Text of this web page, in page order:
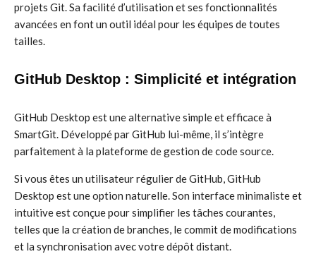
projets Git. Sa facilité d’utilisation et ses fonctionnalités
avancées en font un outil idéal pour les équipes de toutes
tailles.
GitHub Desktop : Simplicité et intégration
GitHub Desktop est une alternative simple et efficace à
SmartGit. Développé par GitHub lui-même, il s’intègre
parfaitement à la plateforme de gestion de code source.
Si vous êtes un utilisateur régulier de GitHub, GitHub
Desktop est une option naturelle. Son interface minimaliste et
intuitive est conçue pour simplifier les tâches courantes,
telles que la création de branches, le commit de modifications
et la synchronisation avec votre dépôt distant.